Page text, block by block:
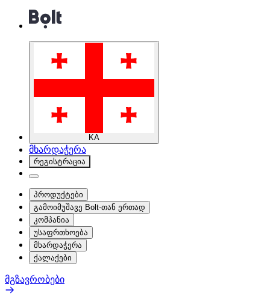
KA
მხარდაჭერა
რეგისტრაცია
პროდუქტები
გამოიმუშავე Bolt-თან ერთად
კომპანია
უსაფრთხოება
მხარდაჭერა
ქალაქები
მგზავრობები